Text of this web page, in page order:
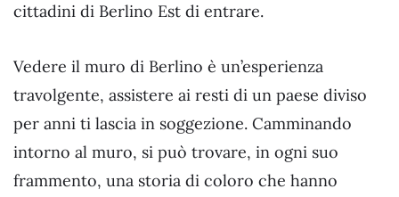
cittadini di Berlino Est di entrare.
Vedere il muro di Berlino è un’esperienza
travolgente, assistere ai resti di un paese diviso
per anni ti lascia in soggezione. Camminando
intorno al muro, si può trovare, in ogni suo
frammento, una storia di coloro che hanno